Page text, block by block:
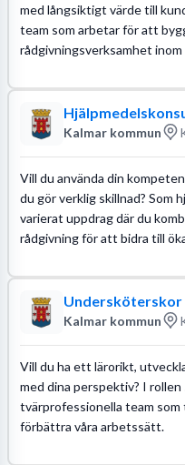
med långsiktigt värde till
team som arbetar för att
rådgivningsverksamhet
Kalmar kommun
Vill du använda din
du gör verklig skillnad? Som
varierat uppdrag där du
rådgivning för att bidra till
Kalmar kommun
Vill du ha ett lärorikt,
med dina perspektiv? I
tvärprofessionella team
förbättra våra arbetssätt.